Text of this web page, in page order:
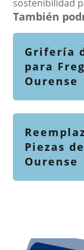
sostenibilidad
También
Grifería
para
Ourense
Piezas
Ourense